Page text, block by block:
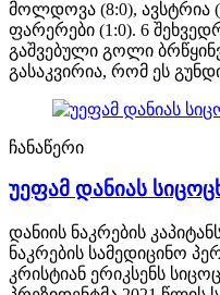
მოლდოვა (8:0), ავსტრია
ფარერები (1:0). 6
გაშვებული გოლი
გასაკვირია, რომ ეს
ჩანაწერი
უეფამ დანიას
დანიის ნაკრების
ნაკრების სამედიცინო
კრისტიან ერიკსენს